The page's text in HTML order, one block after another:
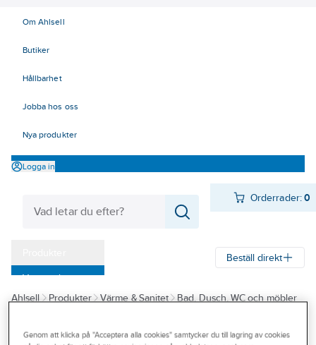
Om Ahlsell
Butiker
Hållbarhet
Jobba hos oss
Nya produkter
Logga in
Orderrader:0
Varumärken
Kampanjer
Beställ direkt
Ahlsell Produkter Värme & Sanitet
Bad, Dusch, WC och möbler
Reservdelar blandare
Mora reservdelar övrigt
Genom att klicka på "Acceptera alla cookies" samtycker du till lagring av cookies